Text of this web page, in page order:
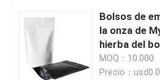
Tarro de cristal del
El vidrio pre rueda el tubo
Bolsos de
la onza de
hierba del
Mylar para
MOQ：10.000
Precio：